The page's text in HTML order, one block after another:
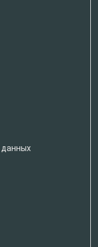
данных